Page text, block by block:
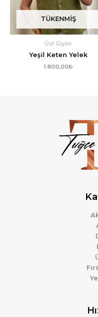
TÜKENMIŞ
Üst Giyim
Yeşil Keten Yelek
1.800,00₺